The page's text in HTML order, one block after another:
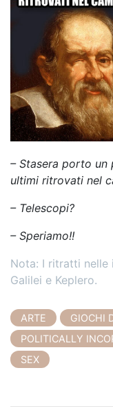
– Stasera porto un
ultimi ritrovati nel
– Telescopi?
– Speriamo!!
Nota: I ritratti nelle
Galilei e Keplero.
ARTE GIOCHI
POLITICALLY
SEX